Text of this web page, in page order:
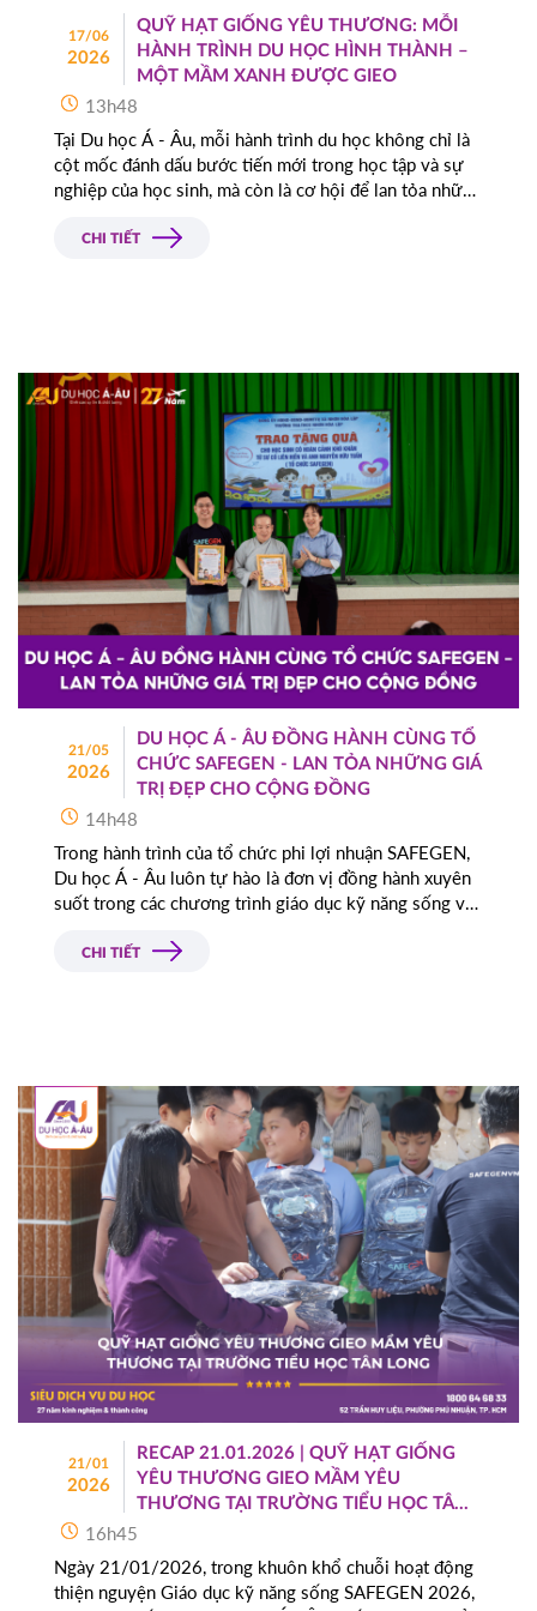
17/06
2026
QUỸ HẠT GIỐNG YÊU THƯƠNG: MỖI
HÀNH TRÌNH DU HỌC HÌNH THÀNH –
MỘT MẦM XANH ĐƯỢC GIEO
13h48
Tại Du học Á - Âu, mỗi hành trình du học không chỉ là
cột mốc đánh dấu bước tiến mới trong học tập và sự
nghiệp của học sinh, mà còn là cơ hội để lan tỏa những
CHI TIẾT
21/05
2026
DU HỌC Á - ÂU ĐỒNG HÀNH CÙNG TỔ
CHỨC SAFEGEN - LAN TỎA NHỮNG GIÁ
TRỊ ĐẸP CHO CỘNG ĐỒNG
14h48
Trong hành trình của tổ chức phi lợi nhuận SAFEGEN,
Du học Á - Âu luôn tự hào là đơn vị đồng hành xuyên
suốt trong các chương trình giáo dục kỹ năng sống và
Nam.CHI TIẾT
21/01
2026
RECAP 21.01.2026 | QUỸ HẠT GIỐNG
YÊU THƯƠNG GIEO MẦM YÊU
THƯƠNG TẠI TRƯỜNG TIỂU HỌC TÂN
16h45
Ngày 21/01/2026, trong khuôn khổ chuỗi hoạt động
thiện nguyện Giáo dục kỹ năng sống SAFEGEN 2026,